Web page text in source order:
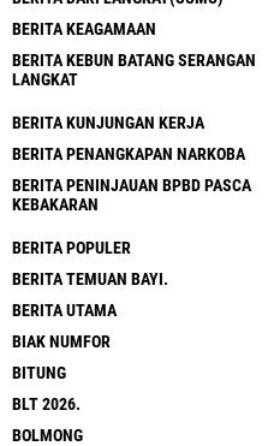
BERITA KEAGAMAAN
BERITA KEBUN BATANG SERANGAN
LANGKAT
BERITA KUNJUNGAN KERJA
BERITA PENANGKAPAN NARKOBA
BERITA PENINJAUAN BPBD PASCA
KEBAKARAN
BERITA POPULER
BERITA TEMUAN BAYI.
BERITA UTAMA
BIAK NUMFOR
BITUNG
BLT 2026.
BOLMONG